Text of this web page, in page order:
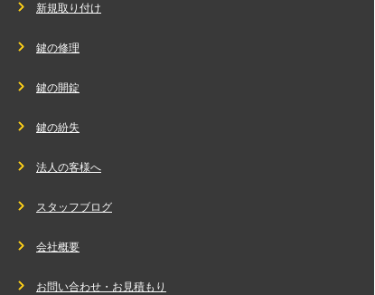
新規取り付け
鍵の修理
鍵の開錠
鍵の紛失
法人の客様へ
スタッフブログ
会社概要
お問い合わせ・お見積もり